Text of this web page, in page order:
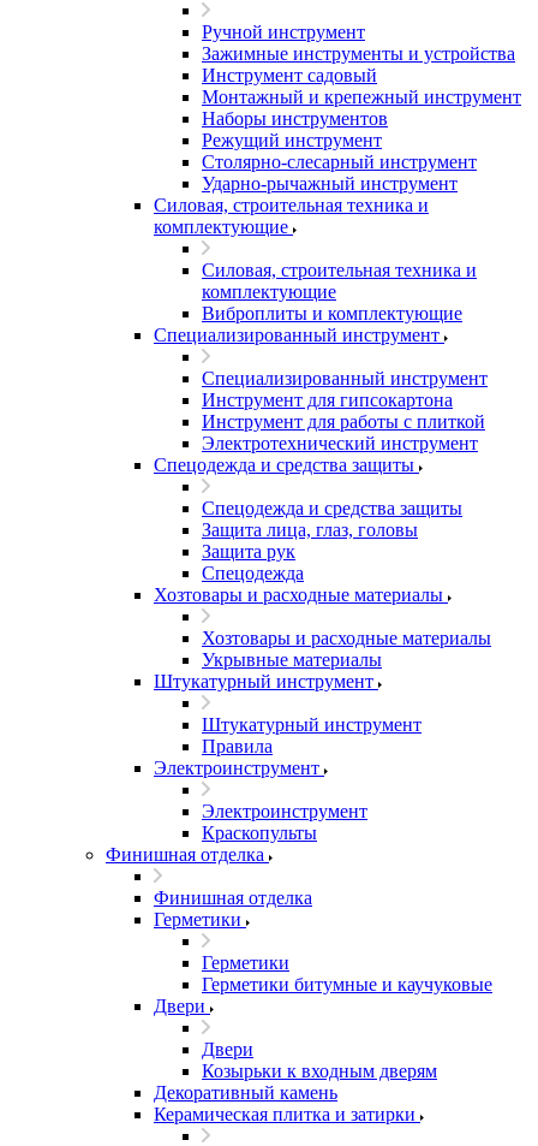
Ручной инструмент
Зажимные инструменты и устройства
Инструмент садовый
Монтажный и крепежный инструмент
Наборы инструментов
Режущий инструмент
Столярно-слесарный инструмент
Ударно-рычажный инструмент
Силовая, строительная техника и
комплектующие
Силовая, строительная техника и
комплектующие
Виброплиты и комплектующие
Специализированный инструмент
Специализированный инструмент
Инструмент для гипсокартона
Инструмент для работы с плиткой
Электротехнический инструмент
Спецодежда и средства защиты
Спецодежда и средства защиты
Защита лица, глаз, головы
Защита рук
Спецодежда
Хозтовары и расходные материалы
Хозтовары и расходные материалы
Укрывные материалы
Штукатурный инструмент
Штукатурный инструмент
Правила
Электроинструмент
Электроинструмент
Краскопульты
Финишная отделка
Финишная отделка
Герметики
Герметики
Герметики битумные и каучуковые
Двери
Двери
Козырьки к входным дверям
Декоративный камень
Керамическая плитка и затирки